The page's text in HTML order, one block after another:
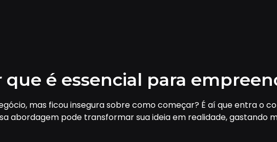
que é essencial para
mas ficou insegura sobre como começar? É aí que entra o
abordagem pode transformar sua ideia em realidade, gastando